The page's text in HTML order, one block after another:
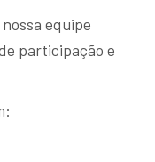
equipe
participação e